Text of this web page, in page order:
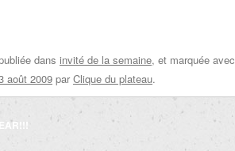
dans invité de la semaine, et marquée avec
août 2009 par Clique du plateau.